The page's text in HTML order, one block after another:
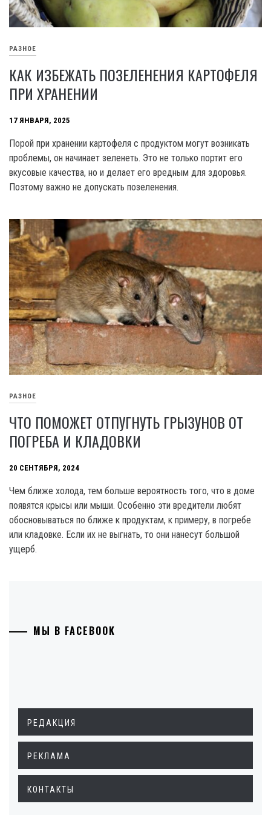
РАЗНОЕ
КАК ИЗБЕЖАТЬ ПОЗЕЛЕНЕНИЯ КАРТОФЕЛЯ
ПРИ ХРАНЕНИИ
17 ЯНВАРЯ, 2025
Порой при хранении картофеля с продуктом могут возникать
проблемы, он начинает зеленеть. Это не только портит его
вкусовые качества, но и делает его вредным для здоровья.
Поэтому важно не допускать позеленения.
РАЗНОЕ
ЧТО ПОМОЖЕТ ОТПУГНУТЬ ГРЫЗУНОВ ОТ
ПОГРЕБА И КЛАДОВКИ
20 СЕНТЯБРЯ, 2024
Чем ближе холода, тем больше вероятность того, что в доме
появятся крысы или мыши. Особенно эти вредители любят
обосновываться по ближе к продуктам, к примеру, в погребе
или кладовке. Если их не выгнать, то они нанесут большой
ущерб.
МЫ В FACEBOOK
РЕДАКЦИЯ
РЕКЛАМА
КОНТАКТЫ